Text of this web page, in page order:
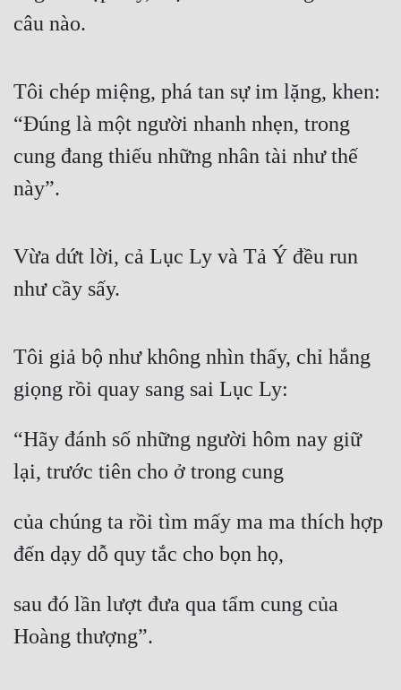
câu nào.
Tôi chép miệng, phá tan sự im lặng, khen:
“Đúng là một người nhanh nhẹn, trong
cung đang thiếu những nhân tài như thế
này”.
Vừa dứt lời, cả Lục Ly và Tả Ý đều run
như cầy sấy.
Tôi giả bộ như không nhìn thấy, chỉ hắng
giọng rồi quay sang sai Lục Ly:
“Hãy đánh số những người hôm nay giữ
lại, trước tiên cho ở trong cung
của chúng ta rồi tìm mấy ma ma thích hợp
đến dạy dỗ quy tắc cho bọn họ,
sau đó lần lượt đưa qua tẩm cung của
Hoàng thượng”.